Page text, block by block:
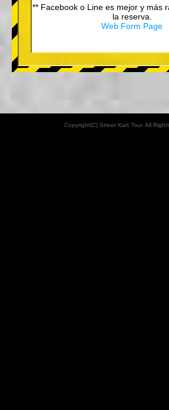
** Facebook o Line es mejor y más
la reserva.
Web Form Page
Copyright(C) Street Kart Tour. All